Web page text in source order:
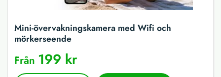
Mini-övervakningskamera med Wifi och
mörkerseende
Från 199 kr